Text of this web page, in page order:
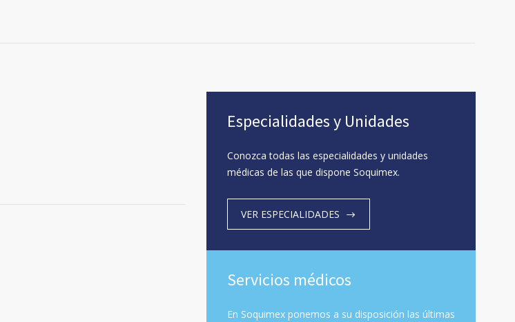
Especialidades y Unidades
Conozca todas las especialidades y unidades
médicas de las que dispone Soquimex.
VER ESPECIALIDADES
Servicios médicos
En Soquimex ponemos a su disposición las últimas